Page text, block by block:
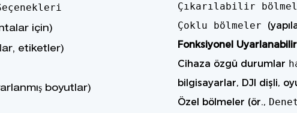
için)
etiketler)
boyutlar)
Çıkarılabilir
Çoklu bölmeler
Fonksiyonel
Cihaza özgü durumlar
bilgisayarlar, DJI dişli,
Özel bölmeler (ör.,